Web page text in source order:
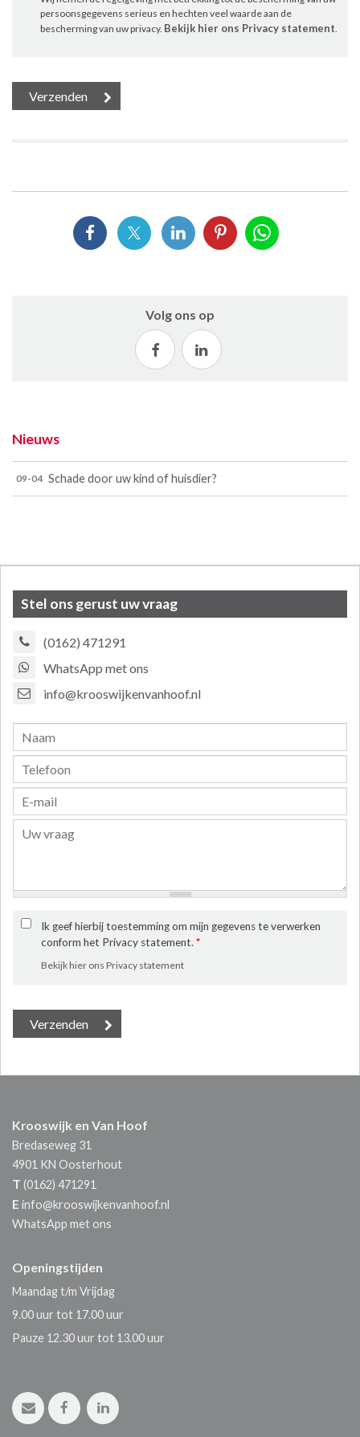
persoonsgegevens serieus en hechten veel waarde aan de
bescherming van uw privacy. Bekijk hier ons Privacy statement.
Volg ons op
Nieuws
09-04 Schade door uw kind of huisdier?
Stel ons gerust uw vraag
(0162) 471291
WhatsApp met ons
info@krooswijkenvanhoof.nl
Ik geef hierbij toestemming om mijn gegevens te verwerken
conform het Privacy statement.*
Bekijk hier ons Privacy statement
Krooswijk en Van Hoof
Bredaseweg 31
4901 KN Oosterhout
T (0162) 471291
E info@krooswijkenvanhoof.nl
WhatsApp met ons
Openingstijden
Maandag t/m Vrijdag
9.00 uur tot 17.00 uur
Pauze 12.30 uur tot 13.00 uur